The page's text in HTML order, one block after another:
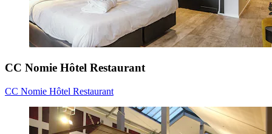
CC Nomie Hôtel Restaurant
CC Nomie Hôtel Restaurant